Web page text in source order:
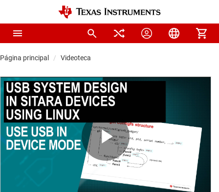
Página principal Videoteca
Play